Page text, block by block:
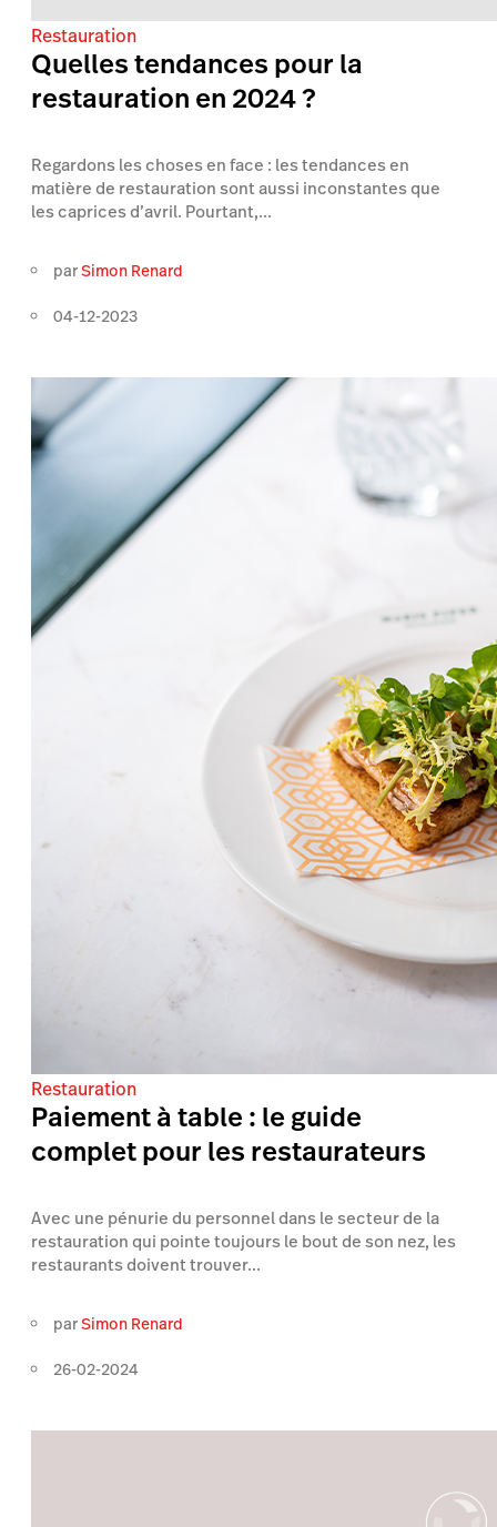
Restauration
Quelles tendances pour la
restauration en 2024 ?
Regardons les choses en face : les tendances en
matière de restauration sont aussi inconstantes que
les caprices d’avril. Pourtant,...
parSimon Renard
04-12-2023
Restauration
Paiement à table : le guide
complet pour les restaurateurs
Avec une pénurie du personnel dans le secteur de la
restauration qui pointe toujours le bout de son nez, les
restaurants doivent trouver...
parSimon Renard
26-02-2024